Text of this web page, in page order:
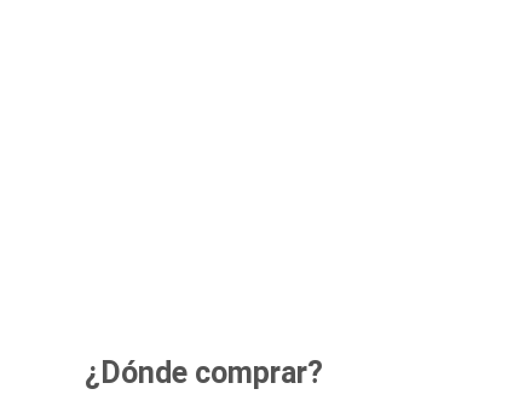
¿Dónde comprar?